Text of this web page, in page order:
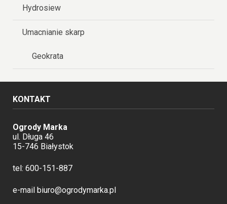
Hydrosiew
Umacnianie skarp
Geokrata
KONTAKT
Ogrody Marka
ul. Długa 46
15-746 Białystok
tel: 600-151-887
e-mail biuro@ogrodymarka.pl